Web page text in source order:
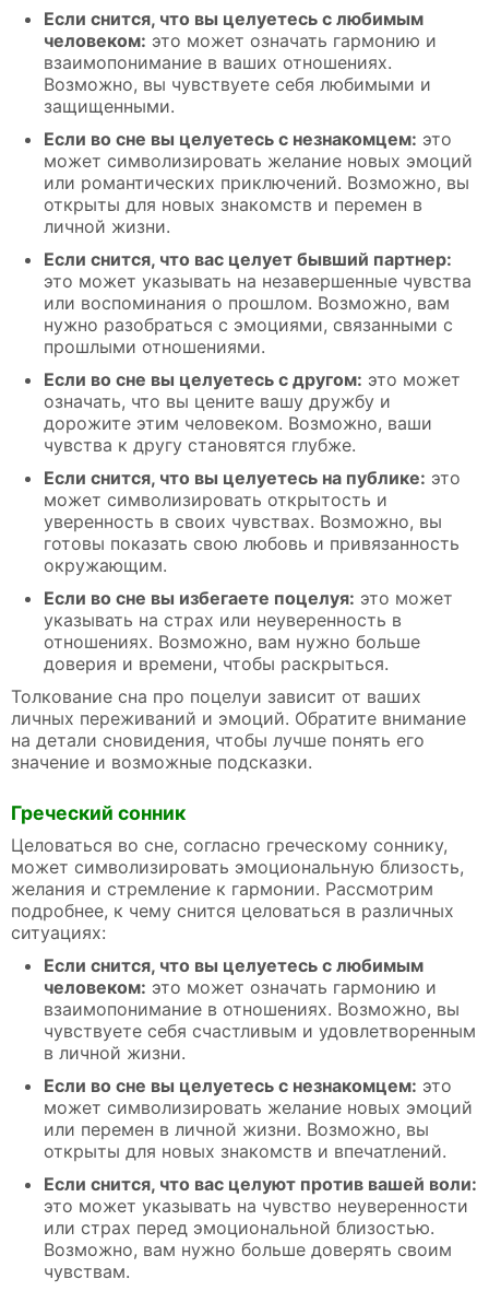
Если снится, что вы целуетесь с любимым
человеком: это может означать гармонию и
взаимопонимание в ваших отношениях.
Возможно, вы чувствуете себя любимыми и
защищенными.
Если во сне вы целуетесь с незнакомцем: это
может символизировать желание новых эмоций
или романтических приключений. Возможно, вы
открыты для новых знакомств и перемен в
личной жизни.
Если снится, что вас целует бывший партнер:
это может указывать на незавершенные чувства
или воспоминания о прошлом. Возможно, вам
нужно разобраться с эмоциями, связанными с
прошлыми отношениями.
Если во сне вы целуетесь с другом: это может
означать, что вы цените вашу дружбу и
дорожите этим человеком. Возможно, ваши
чувства к другу становятся глубже.
Если снится, что вы целуетесь на публике: это
может символизировать открытость и
уверенность в своих чувствах. Возможно, вы
готовы показать свою любовь и привязанность
окружающим.
Если во сне вы избегаете поцелуя: это может
указывать на страх или неуверенность в
отношениях. Возможно, вам нужно больше
доверия и времени, чтобы раскрыться.
Толкование сна про поцелуи зависит от ваших
личных переживаний и эмоций. Обратите внимание
на детали сновидения, чтобы лучше понять его
значение и возможные подсказки.
Греческий сонник
Целоваться во сне, согласно греческому соннику,
может символизировать эмоциональную близость,
желания и стремление к гармонии. Рассмотрим
подробнее, к чему снится целоваться в различных
ситуациях:
Если снится, что вы целуетесь с любимым
человеком: это может означать гармонию и
взаимопонимание в отношениях. Возможно, вы
чувствуете себя счастливым и удовлетворенным
в личной жизни.
Если во сне вы целуетесь с незнакомцем: это
может символизировать желание новых эмоций
или перемен в личной жизни. Возможно, вы
открыты для новых знакомств и впечатлений.
Если снится, что вас целуют против вашей воли:
это может указывать на чувство неуверенности
или страх перед эмоциональной близостью.
Возможно, вам нужно больше доверять своим
чувствам.